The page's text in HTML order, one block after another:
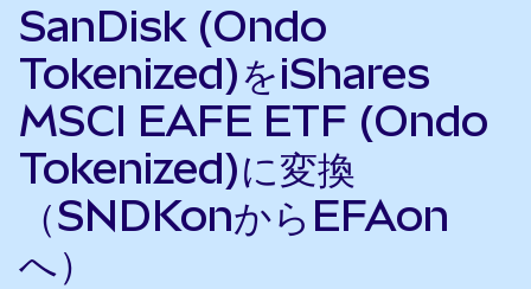
SanDisk (Ondo
Tokenized)をiShares
MSCI EAFE ETF (Ondo
Tokenized)に変換
（SNDKonからEFAon
へ）